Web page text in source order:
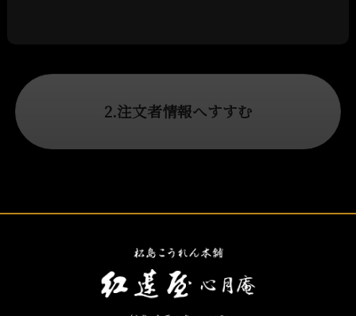
2.注文者情報へすすむ